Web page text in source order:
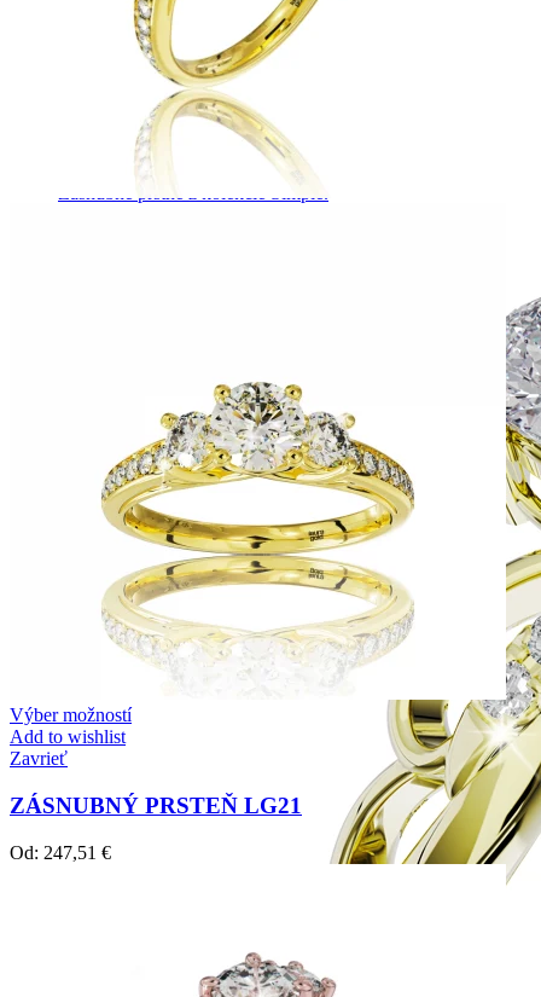
Simple Collection
Výber možností
Add to wishlist
Zavrieť
ZÁSNUBNÝ PRSTEŇ LG21
Od: 247,51 €